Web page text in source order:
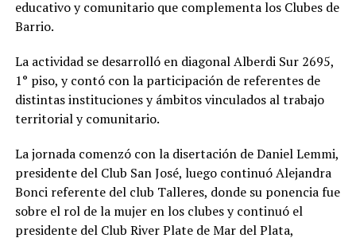
educativo y comunitario que complementa los Clubes de
Barrio.
La actividad se desarrolló en diagonal Alberdi Sur 2695,
1° piso, y contó con la participación de referentes de
distintas instituciones y ámbitos vinculados al trabajo
territorial y comunitario.
La jornada comenzó con la disertación de Daniel Lemmi,
presidente del Club San José, luego continuó Alejandra
Bonci referente del club Talleres, donde su ponencia fue
sobre el rol de la mujer en los clubes y continuó el
presidente del Club River Plate de Mar del Plata,